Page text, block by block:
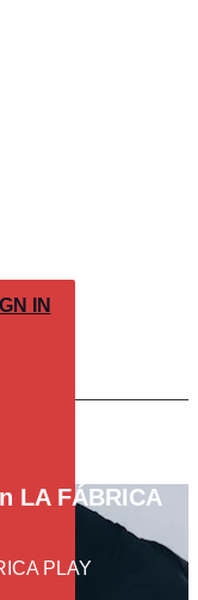
IN
LA FÁBRICA
PLAY